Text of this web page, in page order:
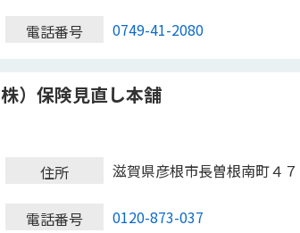
電話番号 0749-41-2080
株）保険見直し本舗
住所 滋賀県彦根市長曽根南町４
電話番号 0120-873-037